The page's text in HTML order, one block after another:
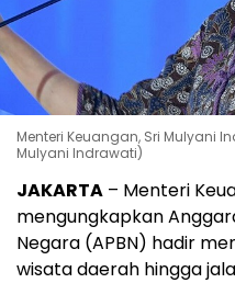
Menteri Keuangan, Sri Mulyani
Mulyani Indrawati)
JAKARTA – Menteri
mengungkapkan
Negara (APBN) hadir
wisata daerah hingga